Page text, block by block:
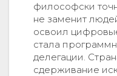
философски
не заменит
освоил
стала
делегации.
сдерживание